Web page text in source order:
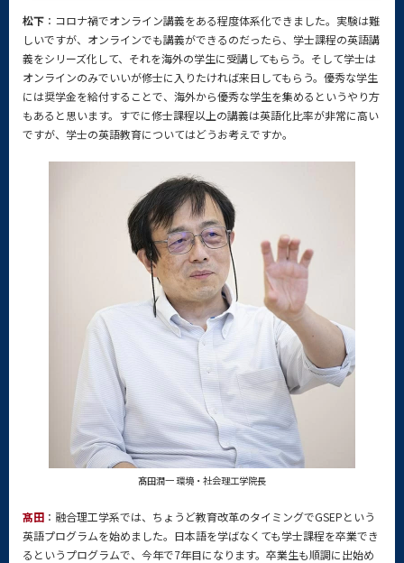
松下 ：コロナ禍でオンライン講義をある程度体系化できました。実験は難
しいですが、オンラインでも講義ができるのだったら、学士課程の英語講
義をシリーズ化して、それを海外の学生に受講してもらう。そして学士は
オンラインのみでいいが修士に入りたければ来日してもらう。優秀な学生
には奨学金を給付することで、海外から優秀な学生を集めるというやり方
もあると思います。すでに修士課程以上の講義は英語化比率が非常に高い
ですが、学士の英語教育についてはどうお考えですか。
髙田潤一 環境・社会理工学院長
髙田 ：融合理工学系では、ちょうど教育改革のタイミングでGSEPという
英語プログラムを始めました。日本語を学ばなくても学士課程を卒業でき
るというプログラムで、今年で7年目になります。卒業生も順調に出始め